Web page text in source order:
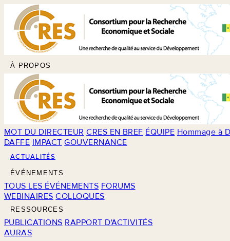
À PROPOS
MOT DU DIRECTEUR CRES EN BREF ÉQUIPE Hommage à
DAFFE IMPACT GOUVERNANCE
ACTUALITÉS
ÉVÉNEMENTS
TOUS LES ÉVÉNEMENTS FORUMS
WEBINAIRES COLLOQUES
RESSOURCES
PUBLICATIONS RAPPORT D'ACTIVITÉS
AURAS